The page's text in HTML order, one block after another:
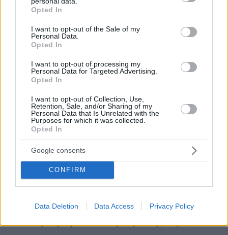
grant or deny consent to Google and its third-party tags to
use your data for below specified purposes in below Google
consent section.
Opted In
I want to opt-out of the Sale of my
Personal Data.
Opted In
I want to opt-out of processing my
Personal Data for Targeted Advertising.
Opted In
I want to opt-out of Collection, Use,
Retention, Sale, and/or Sharing of my
Personal Data that Is Unrelated with the
Purposes for which it was collected.
Opted In
Google consents
CONFIRM
Data Deletion Data Access Privacy Policy
Το DEI College παρουσιάζει τη Sophia. Την πρώτη 24/7
βοηθό AI που αλλάζει τον τρόπο με τον οποίο μαθαίνουν οι
φοιτητές
Η Smart φοιτητική κατοικία στην καρδιά της Αθήνας